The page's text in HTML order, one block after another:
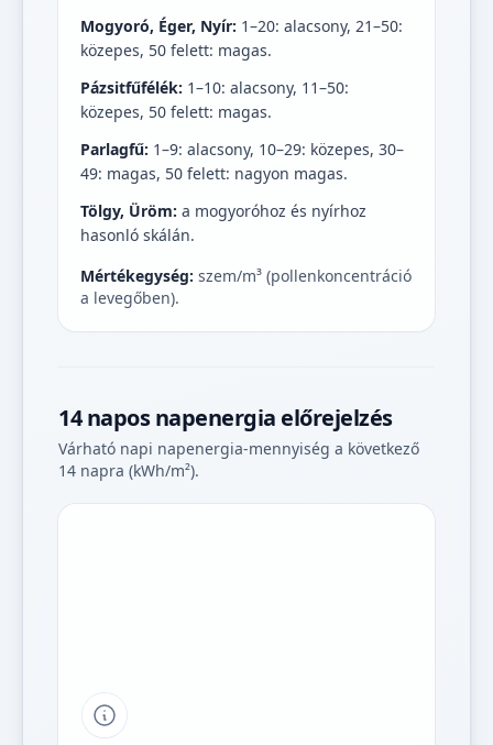
Mogyoró, Éger, Nyír: 1–20: alacsony, 21–50:
közepes, 50 felett: magas.
Pázsitfűfélék: 1–10: alacsony, 11–50:
közepes, 50 felett: magas.
Parlagfű: 1–9: alacsony, 10–29: közepes, 30–
49: magas, 50 felett: nagyon magas.
Tölgy, Üröm: a mogyoróhoz és nyírhoz
hasonló skálán.
Mértékegység: szem/m³ (pollenkoncentráció
a levegőben).
14 napos napenergia előrejelzés
Várható napi napenergia-mennyiség a következő
14 napra (kWh/m²).
Tipp a grafikon jelmagyarázatához